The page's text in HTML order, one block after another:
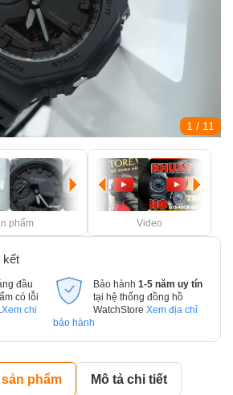
1 / 11
phẩm Video
kết
đầu
có lỗi
Xem chi
Bảo hành 1-5 năm uy tín
tại hệ thống đồng hồ
WatchStore Xem địa chỉ
bảo hành
phẩm Mô tả chi tiết